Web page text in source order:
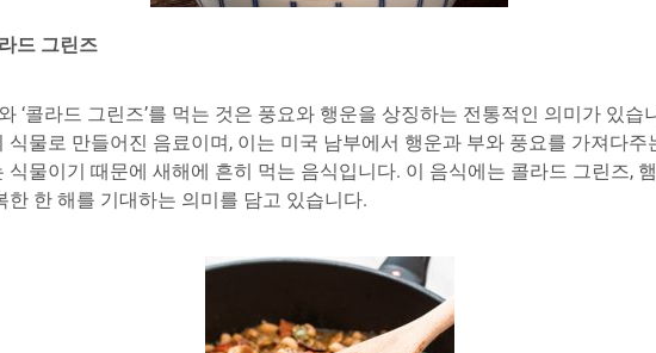
드 그린즈
‘콜라드 그린즈’를 먹는 것은 풍요와 행운을 상징하는 전통적인 의미가 있
물로 만들어진 음료이며, 이는 미국 남부에서 행운과 부와 풍요를 가져다
물이기 때문에 새해에 흔히 먹는 음식입니다. 이 음식에는 콜라드 그린즈,
한 해를 기대하는 의미를 담고 있습니다.